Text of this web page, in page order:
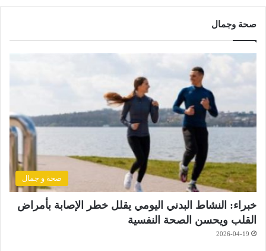
صحة وجمال
صحة و جمال
خبراء: النشاط البدني اليومي يقلل خطر الإصابة بأمراض
القلب ويحسن الصحة النفسية
2026-04-19